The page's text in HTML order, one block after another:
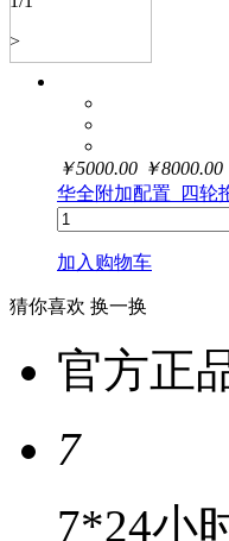
>
￥5000.00 ￥8000.00
华全附加配置_四轮
加入购物车
猜你喜欢 换一换
官方正
7
7*24小